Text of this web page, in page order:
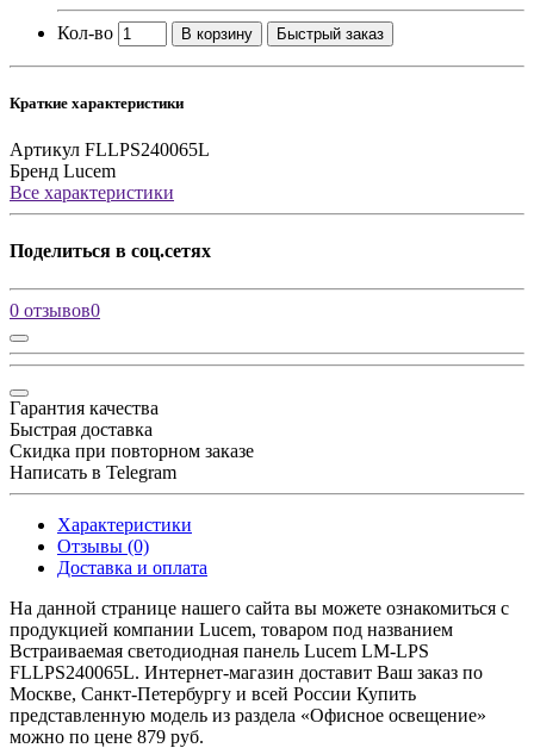
Кол-во В корзину Быстрый заказ
Краткие характеристики
Артикул FLLPS240065L
Бренд Lucem
Все характеристики
Поделиться в соц.сетях
0 отзывов0
Гарантия качества
Быстрая доставка
Скидка при повторном заказе
Написать в Telegram
Характеристики
Отзывы (0)
Доставка и оплата
На данной странице нашего сайта вы можете ознакомиться с
продукцией компании Lucem, товаром под названием
Встраиваемая светодиодная панель Lucem LM-LPS
FLLPS240065L. Интернет-магазин доставит Ваш заказ по
Москве, Санкт-Петербургу и всей России Купить
представленную модель из раздела «Офисное освещение»
можно по цене 879 руб.